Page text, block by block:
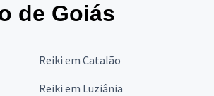
de Goiás
Reiki em Catalão
Reiki em Luziânia